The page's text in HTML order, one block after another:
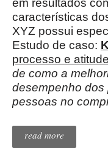
em resultados
características
XYZ possui
Estudo de caso:
processo e
de como a
desempenho
pessoas no
read more